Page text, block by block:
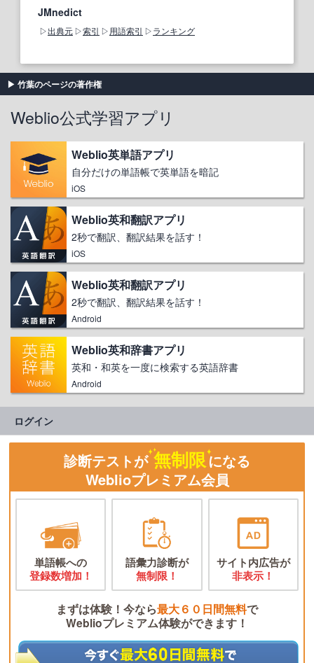
JMnedict
出典元 索引 用語索引 ランキング
竹葉のページの著作権
Weblio公式学習アプリ
Weblio英単語アプリ
自分だけの単語帳で英単語を暗記
iOS
Weblio英和翻訳アプリ
2秒で翻訳、翻訳結果を話す！
iOS
Weblio英和翻訳アプリ
2秒で翻訳、翻訳結果を話す！
Android
Weblio英和辞書アプリ
英和・和英を一度に検索する英語辞書
Android
ログイン
診断テストが 無制限になる
Weblioプレミアム会員
単語帳への
登録数増加！
語彙力診断が
無制限！
サイト内広告が
非表示！
まずは体験！今なら最大６０日間無料で
Weblioプレミアム体験ができます！